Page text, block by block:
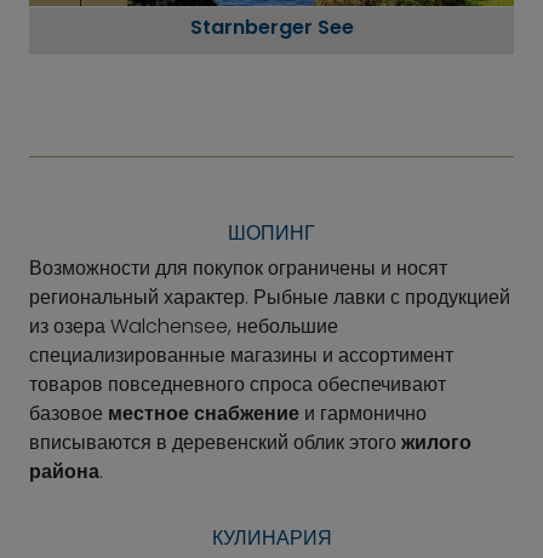
Starnberger See
ШОПИНГ
Возможности для покупок ограничены и носят
региональный характер. Рыбные лавки с продукцией
из озера Walchensee, небольшие
специализированные магазины и ассортимент
товаров повседневного спроса обеспечивают
базовое местное снабжение и гармонично
вписываются в деревенский облик этогожилого
района.
КУЛИНАРИЯ